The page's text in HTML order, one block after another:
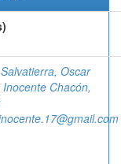
Oscar
Inocente Chacón,